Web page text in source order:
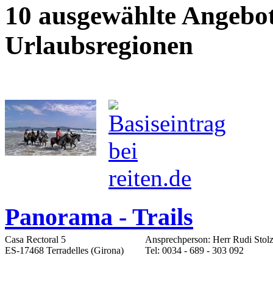
10 ausgewählte
Urlaubsregionen
Panorama - Trails
Casa Rectoral 5
ES-17468 Terradelles (Girona)
Ansprechperson: Herr Rudi Stolz
Tel: 0034 - 689 - 303 092